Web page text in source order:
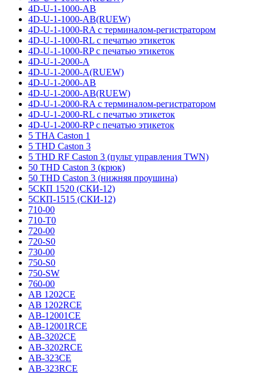
4D-U-1-1000-AB
4D-U-1-1000-AB(RUEW)
4D-U-1-1000-RA с терминалом-регистратором
4D-U-1-1000-RL с печатью этикеток
4D-U-1-1000-RP с печатью этикеток
4D-U-1-2000-A
4D-U-1-2000-A(RUEW)
4D-U-1-2000-AB
4D-U-1-2000-AB(RUEW)
4D-U-1-2000-RA с терминалом-регистратором
4D-U-1-2000-RL с печатью этикеток
4D-U-1-2000-RP с печатью этикеток
5 THA Caston 1
5 THD Caston 3
5 THD RF Caston 3 (пульт управления TWN)
50 THD Caston 3 (крюк)
50 THD Caston 3 (нижняя проушина)
5СКП 1520 (СКИ-12)
5СКП-1515 (СКИ-12)
710-00
710-T0
720-00
720-S0
730-00
750-S0
750-SW
760-00
AB 1202CE
AB 1202RCE
AB-12001CE
AB-12001RCE
AB-3202CE
AB-3202RCE
AB-323CE
AB-323RCE